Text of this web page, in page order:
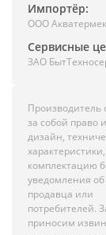
Импортёр:
ООО
Сервисные
ЗАО
Производитель
за собой право
дизайн,
комплектацию
уведомления об
продавца или
потребителей.
приносим